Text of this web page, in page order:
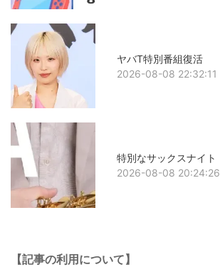
ヤバT特別番組復活
2026-08-08 22:32:11
特別なサックスナイト
2026-08-08 20:24:26
【記事の利用について】